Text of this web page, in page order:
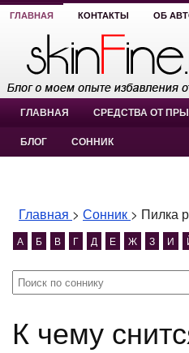
ГЛАВНАЯ КОНТАКТЫ ОБ
ГЛАВНАЯ СРЕДСТВА ОТ
БЛОГ СОННИК
Главная > Сонник > Пилка
А Б В Г Д Е Ж З И
К чему